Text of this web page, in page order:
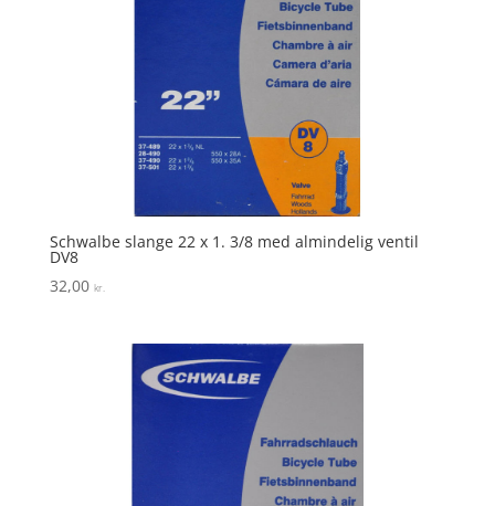
Schwalbe slange 22 x 1. 3/8 med almindelig ventil
DV8
32,00 kr.